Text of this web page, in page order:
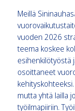
Meillä
vuoden 2026
teema koskee
esihenkilötyöstä
osoittaneet
mutta yhtä lailla
työilmapiiriin.